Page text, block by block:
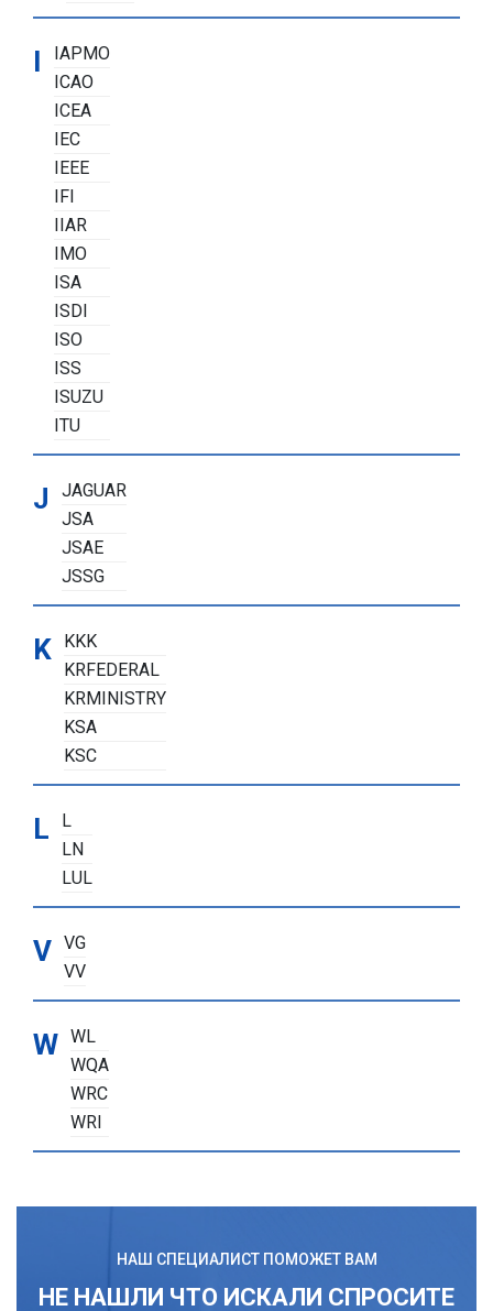
I
IAPMO
ICAO
ICEA
IEC
IEEE
IFI
IIAR
IMO
ISA
ISDI
ISO
ISS
ISUZU
ITU
J
JAGUAR
JSA
JSAE
JSSG
K
KKK
KRFEDERAL
KRMINISTRY
KSA
KSC
L
L
LN
LUL
V VG
VV
W WL
WQA
WRC
WRI
НАШ СПЕЦИАЛИСТ ПОМОЖЕТ ВАМ
НЕ НАШЛИ ЧТО ИСКАЛИ СПРОСИТЕ